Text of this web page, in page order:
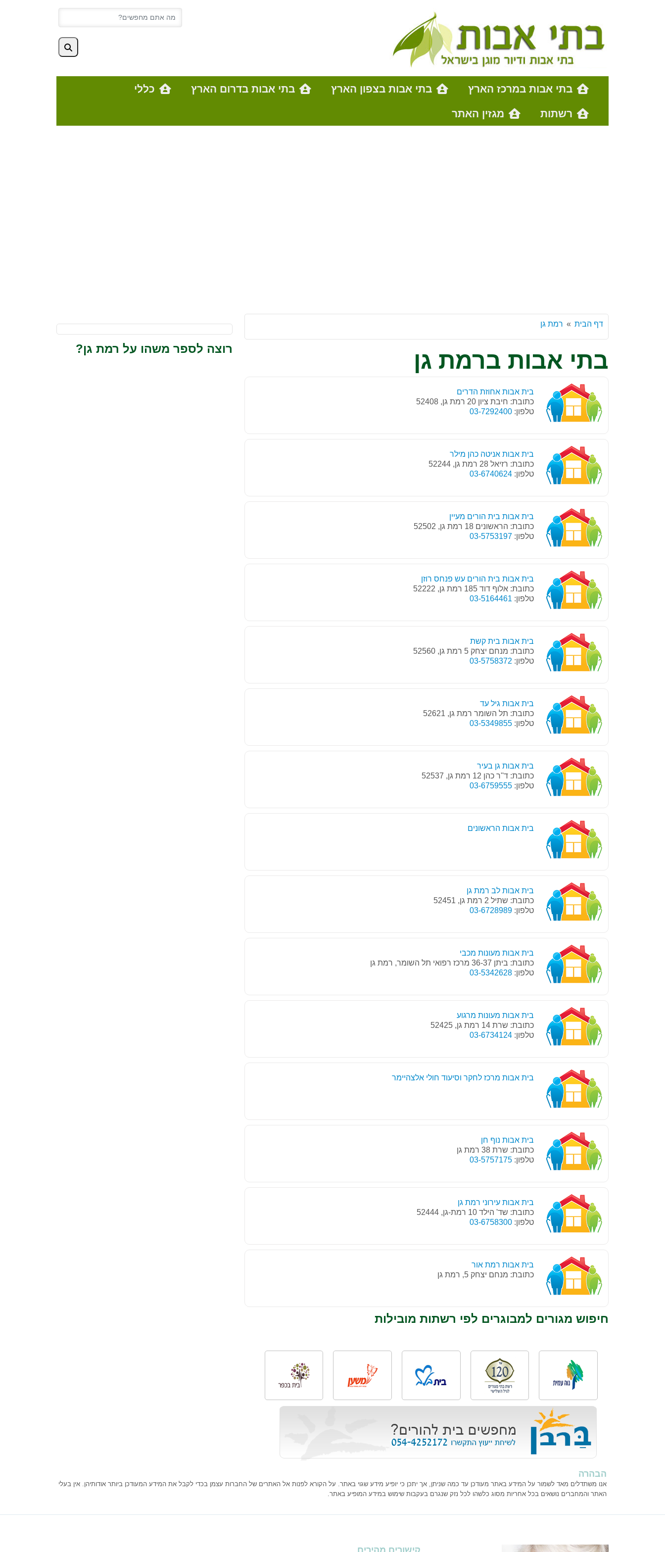
בתי אבות במרכז הארץ בתי אבות בצפון הארץ בתי אבות בדרום הארץ
כללי
רשתות
מגזין האתר
דף הבית רמת גן
בתי אבות ברמת גן
בית אבות אחוזת הדרים
כתובת: חיבת ציון 20 רמת גן, 52408
טלפון: 03-7292400
בית אבות אניטה כהן מילר
כתובת: רזיאל 28 רמת גן, 52244
טלפון: 03-6740624
בית אבות בית הורים מעיין
כתובת: הראשונים 18 רמת גן, 52502
טלפון: 03-5753197
בית אבות בית הורים עש פנחס רוזן
כתובת: אלוף דוד 185 רמת גן, 52222
טלפון: 03-5164461
בית אבות בית קשת
כתובת: מנחם יצחק 5 רמת גן, 52560
טלפון: 03-5758372
בית אבות גיל עד
כתובת: תל השומר רמת גן, 52621
טלפון: 03-5349855
בית אבות גן בעיר
כתובת: ד''ר כהן 12 רמת גן, 52537
טלפון: 03-6759555
בית אבות הראשונים
בית אבות לב רמת גן
כתובת: שתיל 2 רמת גן, 52451
טלפון: 03-6728989
בית אבות מעונות מכבי
כתובת: ביתן 36-37 מרכז רפואי תל השומר, רמת גן
טלפון: 03-5342628
בית אבות מעונות מרגוע
כתובת: שרת 14 רמת גן, 52425
טלפון: 03-6734124
בית אבות מרכז לחקר וסיעוד חולי אלצהיימר
בית אבות נוף חן
כתובת: שרת 38 רמת גן
טלפון: 03-5757175
בית אבות עירוני רמת גן
כתובת: שד' הילד 10 רמת-גן, 52444
טלפון: 03-6758300
בית אבות רמת אור
כתובת: מנחם יצחק 5, רמת גן
חיפוש מגורים למבוגרים לפי רשתות מובילות
רוצה לספר משהו על רמת גן?
הבהרה
אנו משתדלים מאד לשמור על המידע באתר מעודכן עד כמה שניתן, אך יתכן כי יופיע מידע שגוי באתר. על הקורא לפנות אל האתרים של החברות עצמן בכדי לקבל את המידע המעודכן ביותר אודותיהן. אין בעלי
האתר והמחברים נושאים בכל אחריות מסוג כלשהו לכל נזק שנגרם בעקבות שימוש במידע המופיע באתר.
קישורים מהירים